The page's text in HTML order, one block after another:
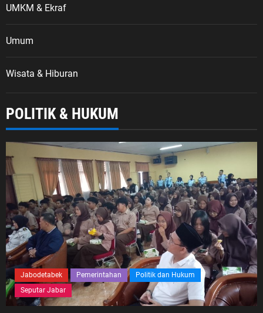
UMKM & Ekraf
Umum
Wisata & Hiburan
POLITIK & HUKUM
Jabodetabek Pemerintahan
Politik dan Hukum
Seputar Jabar